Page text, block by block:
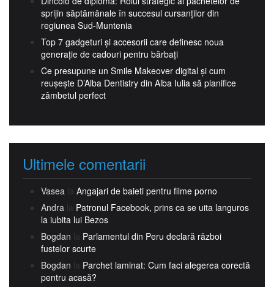
sprijin săptămânale în succesul cursanților din
regiunea Sud-Muntenia
Top 7 gadgeturi și accesorii care definesc noua
generație de cadouri pentru bărbați
Ce presupune un Smile Makeover digital și cum
reușește D’Alba Dentistry din Alba Iulia să planifice
zâmbetul perfect
Ultimele comentarii
Vaseala Angajari de baieti pentru filme porno
Andrala Patronul Facebook, prins ca se uita languros
la iubita lui Bezos
Bogdan la Parlamentul din Peru declară război
fustelor scurte
Bogdan la Parchet laminat: Cum faci alegerea corectă
pentru acasă?